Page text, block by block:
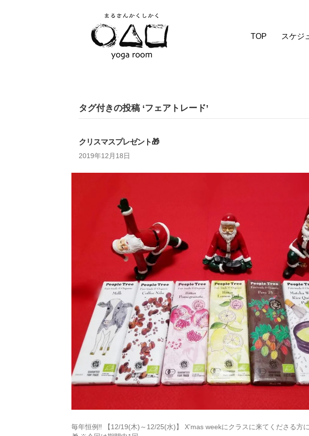
TOP スケジ
タグ付きの投稿 ‘フェアトレード’
クリスマスプレゼント🎁
2019年12月18日
毎年恒例‼️ 【12/19(木)～12/25(水)】 X’mas weekにクラスに来てくださる方